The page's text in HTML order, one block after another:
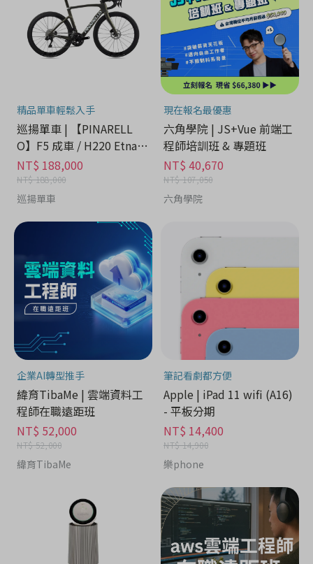
精品單車輕鬆入手
巡揚單車 | 【PINARELL
O】F5 成車 / H220 Etna B
lack Matt
NT$ 188,000
NT$ 188,000
巡揚單車
現在報名最優惠
六角學院 | JS+Vue 前端工
程師培訓班 & 專題班
NT$ 40,670
NT$ 107,050
六角學院
企業AI轉型推手
緯育TibaMe | 雲端資料工
程師在職遠距班
NT$ 52,000
NT$ 52,000
緯育TibaMe
筆記看劇都方便
Apple | iPad 11 wifi (A16)
- 平板分期
NT$ 14,400
NT$ 14,900
樂phone